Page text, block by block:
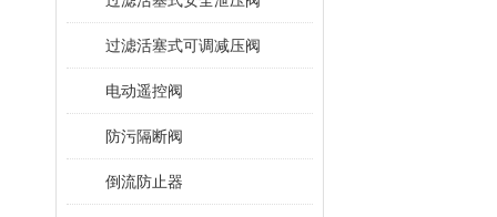
过滤活塞式可调减压阀
电动遥控阀
防污隔断阀
倒流防止器